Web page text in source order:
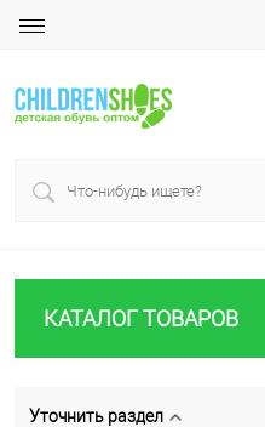
КАТАЛОГ ТОВАРОВ
Уточнить раздел